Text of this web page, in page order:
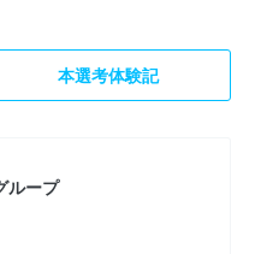
本選考体験記
ループ